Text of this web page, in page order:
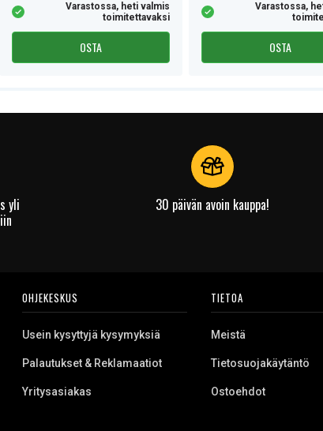
Varastossa, heti valmis
toimitettavaksi
OSTA
Varastossa,
OSTA
yli
30 päivän avoin kauppa!
OHJEKESKUS
Usein kysyttyjä kysymyksiä
Palautukset & Reklamaatiot
Yritysasiakas
TIETOA
Meistä
Tietosuojakäytäntö
Ostoehdot